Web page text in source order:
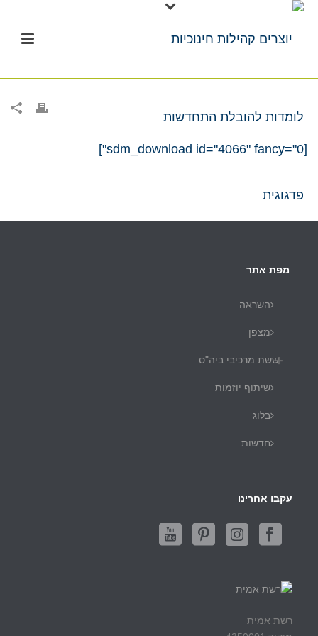
[sdm_download id="4066" fancy="0"]
מפת אתר
השראה
מצפן
ששת מרכיבי ביה"ס
שיתוף יוזמות
בלוג
חדשות
עקבו אחרינו
רשת אמית